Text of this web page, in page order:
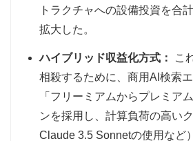
トラクチャへの設備投資を合
拡大した。
ハイブリッド収益化方式：
こ
相殺するために、商用AI検索
「フリーミアムからプレミア
ンを採用し、計算負荷の高い
Claude 3.5 Sonnetの使用など